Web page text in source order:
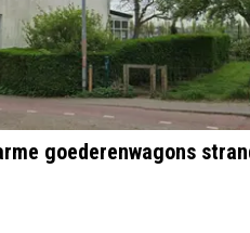
goederenwagons